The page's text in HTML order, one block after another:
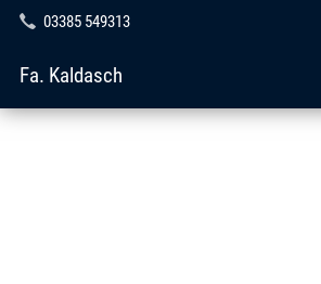
03385 549313
Fa. Kaldasch